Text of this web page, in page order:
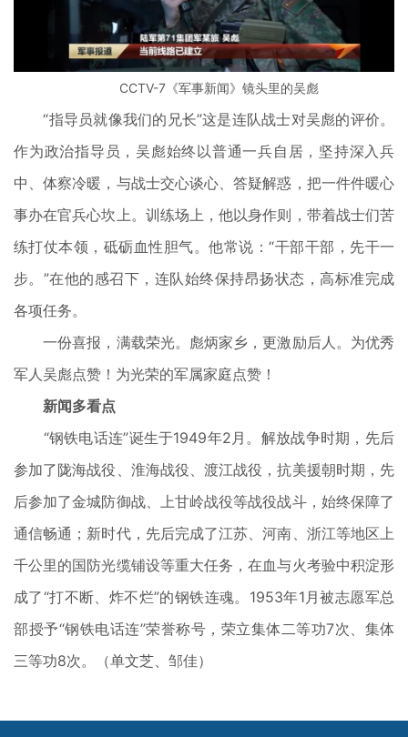
CCTV-7《军事新闻》镜头里的吴彪
“指导员就像我们的兄长”这是连队战士对吴彪的评价。
作为政治指导员，吴彪始终以普通一兵自居，坚持深入兵
中、体察冷暖，与战士交心谈心、答疑解惑，把一件件暖心
事办在官兵心坎上。训练场上，他以身作则，带着战士们苦
练打仗本领，砥砺血性胆气。他常说：“干部干部，先干一
步。”在他的感召下，连队始终保持昂扬状态，高标准完成
各项任务。
一份喜报，满载荣光。彪炳家乡，更激励后人。为优秀
军人吴彪点赞！为光荣的军属家庭点赞！
新闻多看点
“钢铁电话连”诞生于1949年2月。解放战争时期，先后
参加了陇海战役、淮海战役、渡江战役，抗美援朝时期，先
后参加了金城防御战、上甘岭战役等战役战斗，始终保障了
通信畅通；新时代，先后完成了江苏、河南、浙江等地区上
千公里的国防光缆铺设等重大任务，在血与火考验中积淀形
成了“打不断、炸不烂”的钢铁连魂。1953年1月被志愿军总
部授予“钢铁电话连”荣誉称号，荣立集体二等功7次、集体
三等功8次。（单文芝、邹佳）